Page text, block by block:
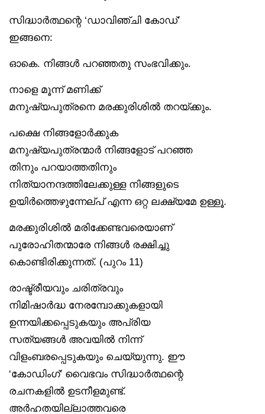
സിദ്ധാർത്ഥന്റെ ‘ഡാവിഞ്ചി കോഡ്’
ഇങ്ങനെ:
ഓകെ. നിങ്ങൾ പറഞ്ഞതു സംഭവിക്കും.
നാളെ മൂന്ന് മണിക്ക്
മനുഷ്യപുത്രനെ മരക്കുരിശിൽ തറയ്ക്കും.
പക്ഷെ നിങ്ങളോർക്കുക
മനുഷ്യപുത്രന്മാർ നിങ്ങളോട് പറഞ്ഞ
തിനും പറയാത്തതിനും
നിത്യാനന്ദത്തിലേക്കുള്ള നിങ്ങളുടെ
ഉയിർത്തെഴുന്നേല്പ് എന്ന ഒറ്റ ലക്ഷ്യമേ ഉള്ളൂ.
മരക്കുരിശിൽ മരിക്കേണ്ടവരെയാണ്
പുരോഹിതന്മാരേ നിങ്ങൾ രക്ഷിച്ചു
കൊണ്ടിരിക്കുന്നത്. (പുറം 11)
രാഷ്ട്രീയവും ചരിത്രവും
നിമിഷാർദ്ധ നേരമ്പോക്കുകളായി
ഉന്നയിക്കപ്പെടുകയും അപ്രിയ
സത്യങ്ങൾ അവയിൽ നിന്ന്
വിളംബരപ്പെടുകയും ചെയ്യുന്നു. ഈ
‘കോഡിംഗ്’ വൈഭവം സിദ്ധാർത്ഥന്റെ
രചനകളിൽ ഉടനീളമുണ്ട്.
അർഹതയില്ലാത്തവരെ